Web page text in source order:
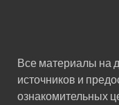
Все материалы на
источников и
ознакомительных